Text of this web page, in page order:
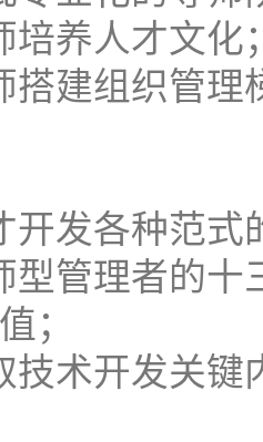
培养人才文化
搭建组织管理
开发各种范式
型管理者的
；
技术开发关